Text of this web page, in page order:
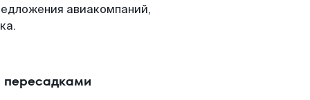
авиакомпаний,
пересадками